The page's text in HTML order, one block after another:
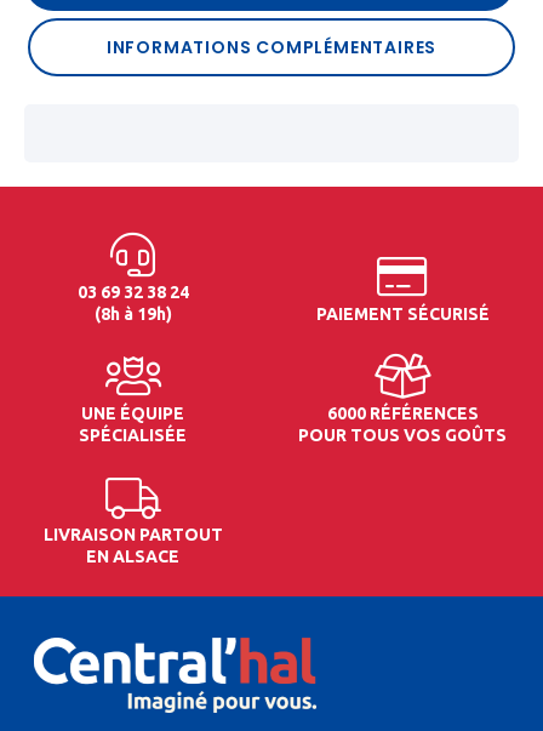
INFORMATIONS COMPLÉMENTAIRES
03 69 32 38 24
(8h à 19h)
PAIEMENT SÉCURISÉ
UNE ÉQUIPE
SPÉCIALISÉE
6000 RÉFÉRENCES
POUR TOUS VOS GOÛTS
LIVRAISON PARTOUT
EN ALSACE